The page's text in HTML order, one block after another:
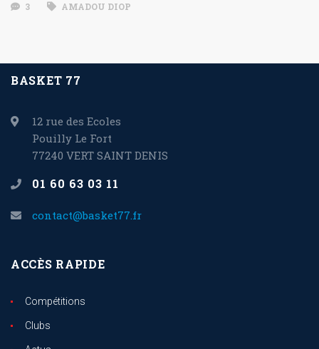
3 AMADOU DIOP
BASKET 77
12 rue des Ecoles
Pouilly Le Fort
77240 VERT SAINT DENIS
01 60 63 03 11
contact@basket77.fr
ACCÈS RAPIDE
Compétitions
Clubs